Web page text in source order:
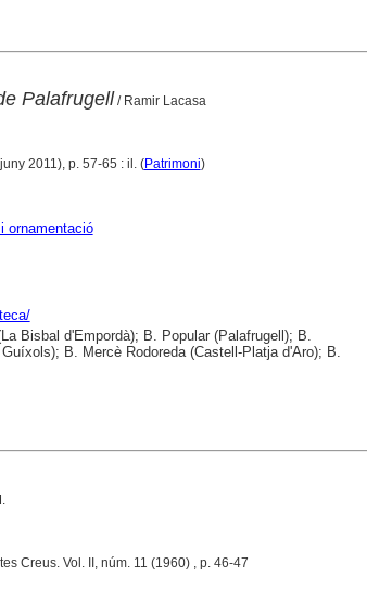
Palafrugell/ Ramir Lacasa
2011), p. 57-65 : il. (Patrimoni)
ornamentació
Bisbal d'Empordà); B. Popular (Palafrugell); B.
B. Mercè Rodoreda (Castell-Platja d'Aro); B.
Creus. Vol. II, núm. 11 (1960) , p. 46-47